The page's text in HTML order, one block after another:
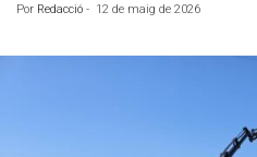
Por Redacció - 12 de maig de 2026